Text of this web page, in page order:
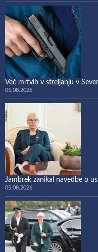
Več mrtvih v streljanju v
05.08.2026
Jambrek zanikal navedbe o
05.08.2026